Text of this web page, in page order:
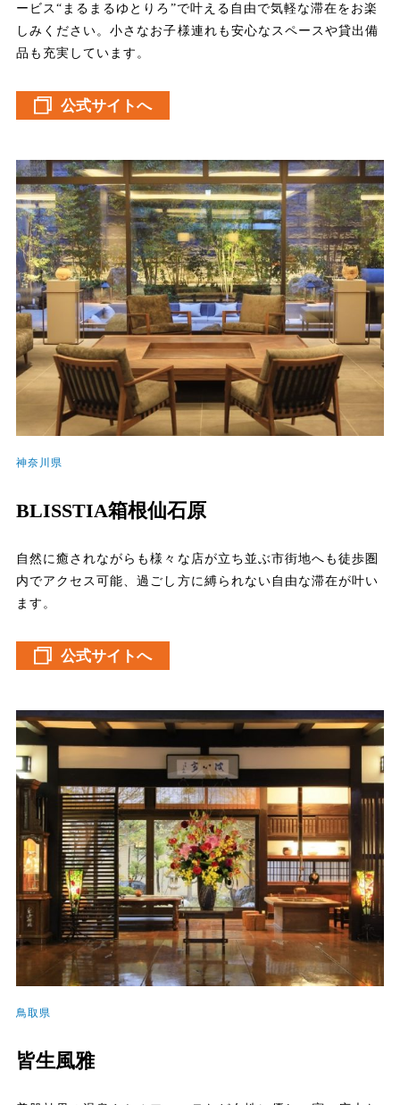
ービス“まるまるゆとりろ”で叶える自由で気軽な滞在をお楽
しみください。小さなお子様連れも安心なスペースや貸出備
品も充実しています。
公式サイトへ
神奈川県
BLISSTIA箱根仙石原
自然に癒されながらも様々な店が立ち並ぶ市街地へも徒歩圏
内でアクセス可能、過ごし方に縛られない自由な滞在が叶い
ます。
公式サイトへ
鳥取県
皆生風雅